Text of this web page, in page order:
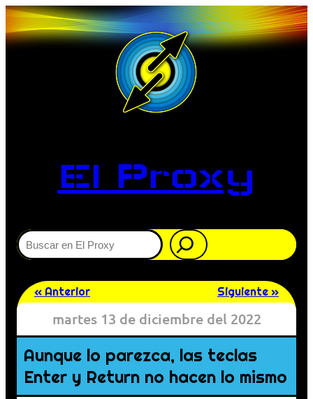
El Proxy
Buscar
« Anterior Siguiente »
martes 13 de diciembre del 2022
Aunque lo parezca, las teclas
Enter y Return no hacen lo mismo